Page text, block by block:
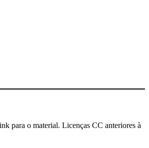
para o material. Licenças CC anteriores à